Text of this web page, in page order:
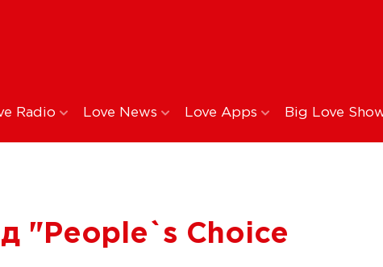
Radio Love News Love Apps Big Love
"People`s Choice